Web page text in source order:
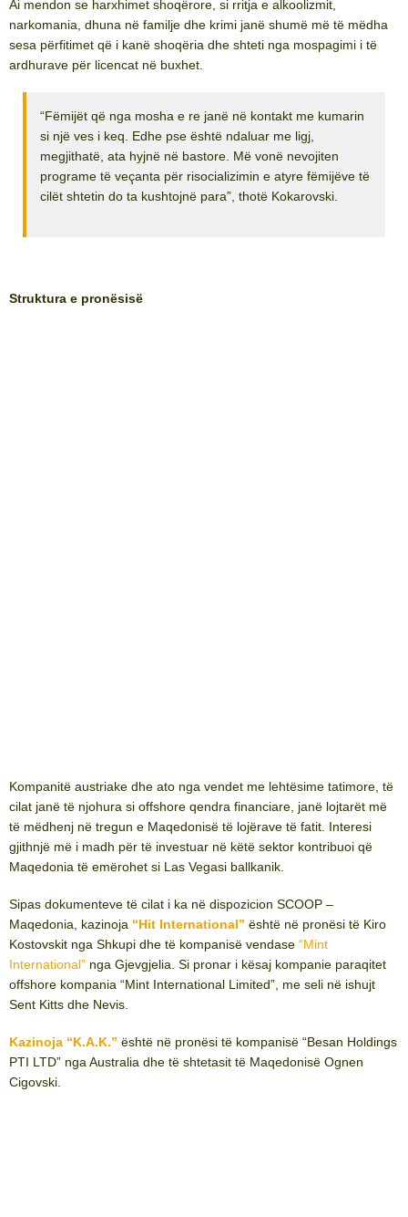
Ai mendon se harxhimet shoqërore, si rritja e alkoolizmit,
narkomania, dhuna në familje dhe krimi janë shumë më të mëdha
sesa përfitimet që i kanë shoqëria dhe shteti nga mospagimi i të
ardhurave për licencat në buxhet.
“Fëmijët që nga mosha e re janë në kontakt me kumarin
si një ves i keq. Edhe pse është ndaluar me ligj,
megjithatë, ata hyjnë në bastore. Më vonë nevojiten
programe të veçanta për risocializimin e atyre fëmijëve të
cilët shtetin do ta kushtojnë para”, thotë Kokarovski.
Struktura e pronësisë
Kompanitë austriake dhe ato nga vendet me lehtësime tatimore, të
cilat janë të njohura si offshore qendra financiare, janë lojtarët më
të mëdhenj në tregun e Maqedonisë të lojërave të fatit. Interesi
gjithnjë më i madh për të investuar në këtë sektor kontribuoi që
Maqedonia të emërohet si Las Vegasi ballkanik.
Sipas dokumenteve të cilat i ka në dispozicion SCOOP –
Maqedonia, kazinoja “Hit International” është në pronësi të Kiro
Kostovskit nga Shkupi dhe të kompanisë vendase “Mint
International” nga Gjevgjelia. Si pronar i kësaj kompanie paraqitet
offshore kompania “Mint International Limited”, me seli në ishujt
Sent Kitts dhe Nevis.
Kazinoja “K.A.K.” është në pronësi të kompanisë “Besan Holdings
PTI LTD” nga Australia dhe të shtetasit të Maqedonisë Ognen
Cigovski.